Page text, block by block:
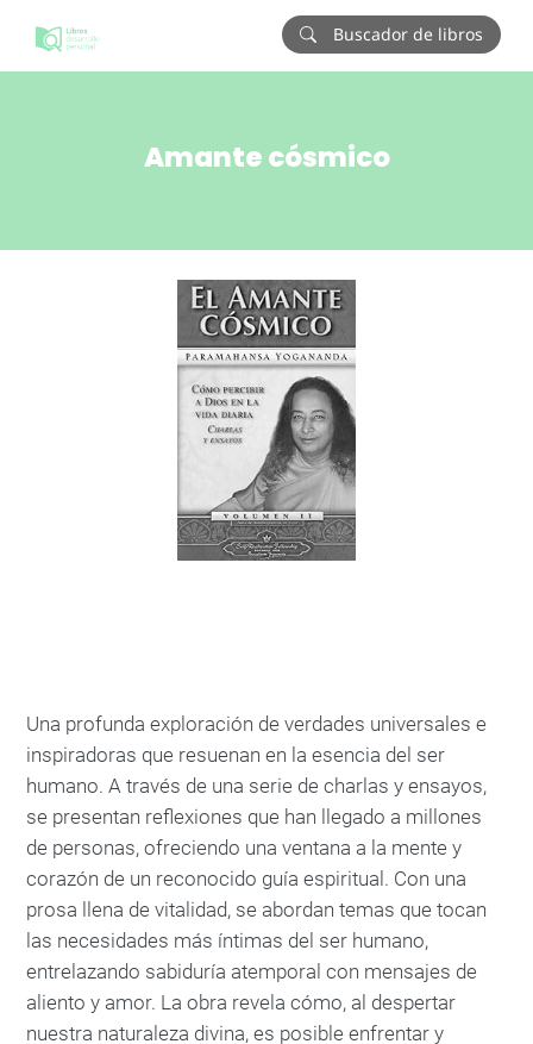
Buscador de libros
Amante cósmico
Una profunda exploración de verdades universales e
inspiradoras que resuenan en la esencia del ser
humano. A través de una serie de charlas y ensayos,
se presentan reflexiones que han llegado a millones
de personas, ofreciendo una ventana a la mente y
corazón de un reconocido guía espiritual. Con una
prosa llena de vitalidad, se abordan temas que tocan
las necesidades más íntimas del ser humano,
entrelazando sabiduría atemporal con mensajes de
aliento y amor. La obra revela cómo, al despertar
nuestra naturaleza divina, es posible enfrentar y